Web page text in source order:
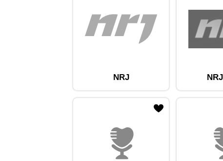
NRJ
Lisa raadiojaam lemmikute hulkaLisa